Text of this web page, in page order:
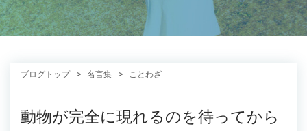
ブログトップ 名言集 ことわざ
動物が完全に現れるのを待ってから